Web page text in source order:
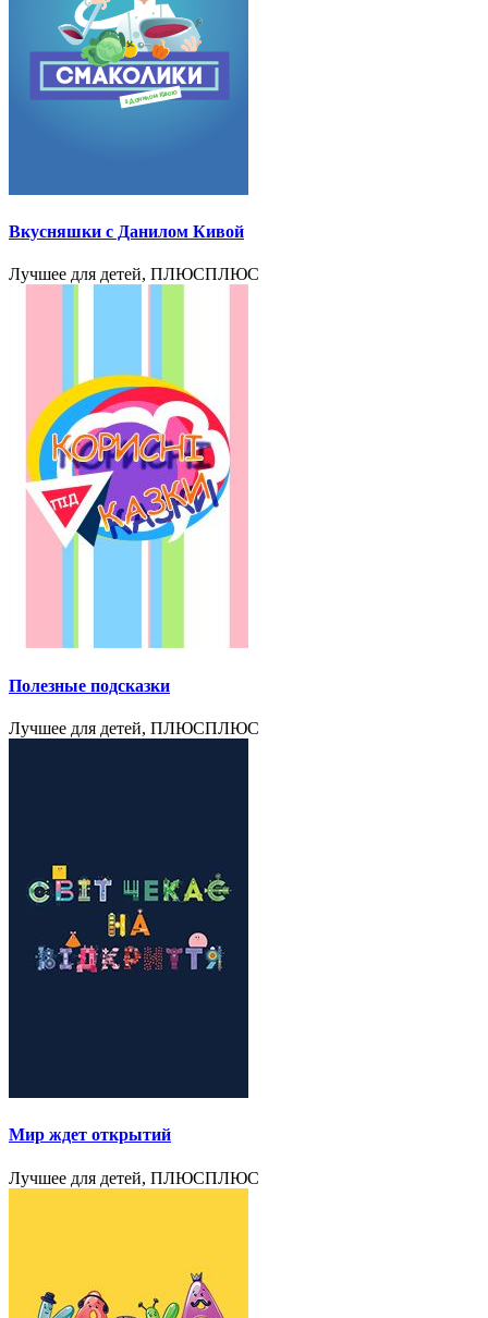
Вкусняшки с Данилом Кивой
Лучшее для детей, ПЛЮСПЛЮС
Полезные подсказки
Лучшее для детей, ПЛЮСПЛЮС
Мир ждет открытий
Лучшее для детей, ПЛЮСПЛЮС